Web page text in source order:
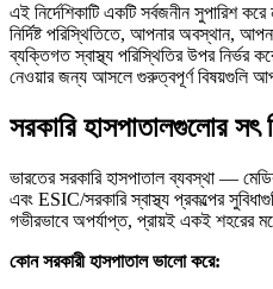
এই নির্দেশিকাটি একটি সর্বজনীন সুপারিশ
নির্দিষ্ট পরিস্থিতিতে, আপনার অবস্থান,
ব্যক্তিগত স্বাস্থ্য পরিস্থিতির উপর নির্ভর
নেওয়ার জন্য আসলে গুরুত্বপূর্ণ বিষয়গুলি
সরকারি হাসপাতালগুলোর সৎ
ভারতের সরকারি হাসপাতাল ব্যবস্থা —
এবং ESIC/সরকারি স্বাস্থ্য প্রকল্পের
গভীরভাবে অপর্যাপ্ত, প্রায়ই একই শহরের
কোন সরকারী হাসপাতাল ভালো করে: